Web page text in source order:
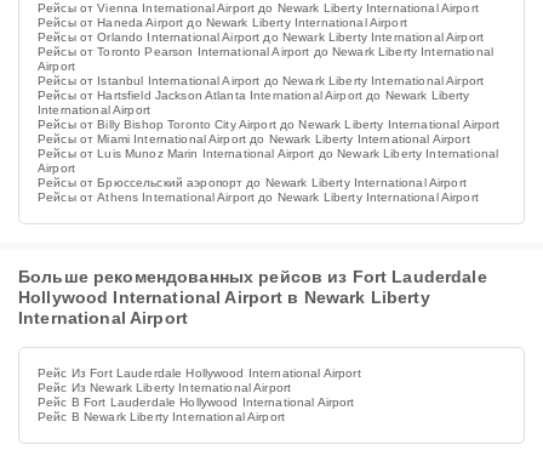
Рейсы от Vienna International Airport до Newark Liberty International Airport
Рейсы от Haneda Airport до Newark Liberty International Airport
Рейсы от Orlando International Airport до Newark Liberty International Airport
Рейсы от Toronto Pearson International Airport до Newark Liberty International
Airport
Рейсы от Istanbul International Airport до Newark Liberty International Airport
Рейсы от Hartsfield Jackson Atlanta International Airport до Newark Liberty
International Airport
Рейсы от Billy Bishop Toronto City Airport до Newark Liberty International Airport
Рейсы от Miami International Airport до Newark Liberty International Airport
Рейсы от Luis Munoz Marin International Airport до Newark Liberty International
Airport
Рейсы от Брюссельский аэропорт до Newark Liberty International Airport
Рейсы от Athens International Airport до Newark Liberty International Airport
Больше рекомендованных рейсов из Fort Lauderdale
Hollywood International Airport в Newark Liberty
International Airport
Рейс Из Fort Lauderdale Hollywood International Airport
Рейс Из Newark Liberty International Airport
Рейс В Fort Lauderdale Hollywood International Airport
Рейс В Newark Liberty International Airport